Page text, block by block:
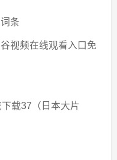
条
视频在线观看入口免
载37（日本大片